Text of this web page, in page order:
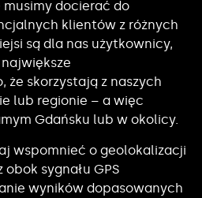
musimy docierać do
klientów z różnych
są dla nas użytkownicy,
skorzystają z naszych
lub regionie – a więc
Gdańsku lub w okolicy.
wspomnieć o geolokalizacji
sygnału GPS
wyników dopasowanych